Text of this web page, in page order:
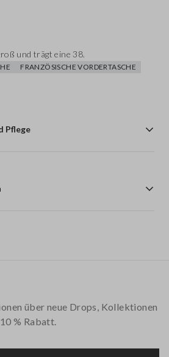
und trägt eine 38.
FRANZÖSISCHE VORDERTASCHE
Pflege
über neue Drops, Kollektionen
% Rabatt.